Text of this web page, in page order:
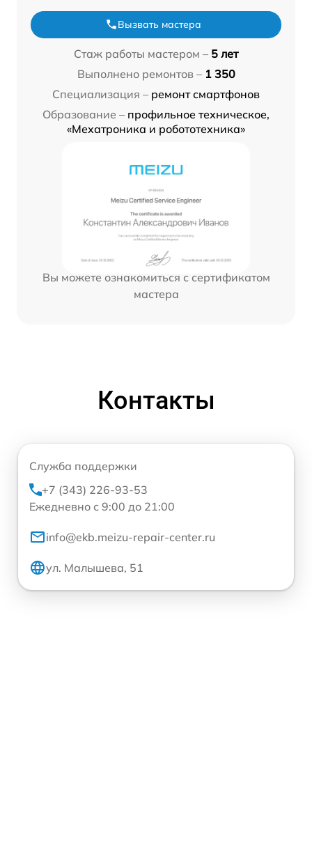
Вызвать мастера
Стаж работы мастером – 5 лет
Выполнено ремонтов – 1 350
Специализация – ремонт смартфонов
Образование – профильное техническое,
«Мехатроника и робототехника»
Вы можете ознакомиться с сертификатом
мастера
Контакты
Служба поддержки
+7 (343) 226-93-53
Ежедневно с 9:00 до 21:00
info@ekb.meizu-repair-center.ru
ул. Малышева, 51